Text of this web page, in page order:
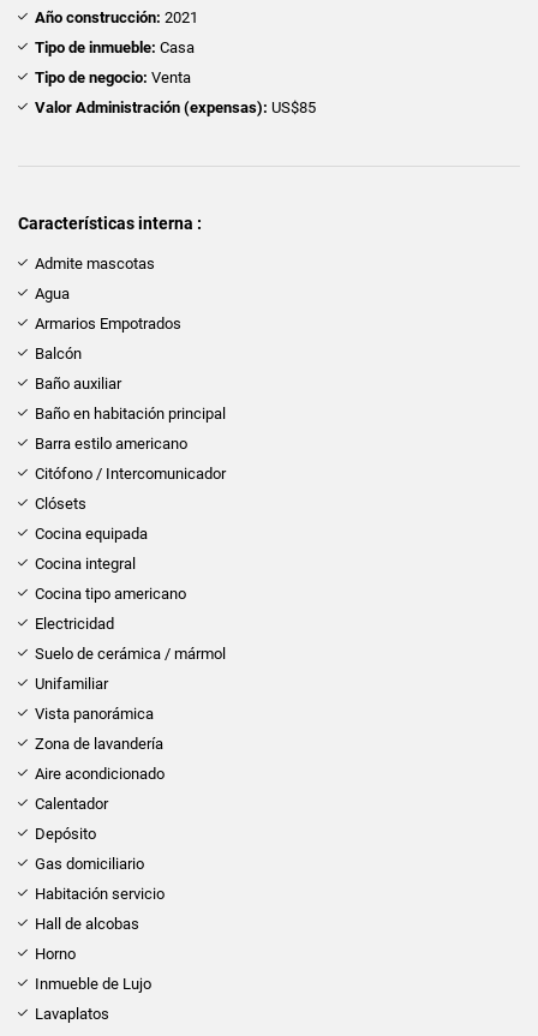
Año construcción: 2021
Tipo de inmueble: Casa
Tipo de negocio: Venta
Valor Administración (expensas): US$85
Características interna :
Admite mascotas
Agua
Armarios Empotrados
Balcón
Baño auxiliar
Baño en habitación principal
Barra estilo americano
Citófono / Intercomunicador
Clósets
Cocina equipada
Cocina integral
Cocina tipo americano
Electricidad
Suelo de cerámica / mármol
Unifamiliar
Vista panorámica
Zona de lavandería
Aire acondicionado
Calentador
Depósito
Gas domiciliario
Habitación servicio
Hall de alcobas
Horno
Inmueble de Lujo
Lavaplatos